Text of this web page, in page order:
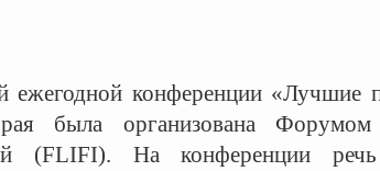
ежегодной конференции «Лучшие
была организована
(FLIFI). На конференции